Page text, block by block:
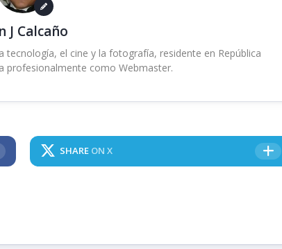
J Calcaño
el cine y la fotografía, residente en República
profesionalmente como Webmaster.
SHARE ON X